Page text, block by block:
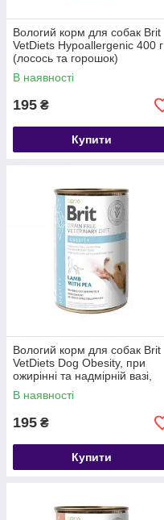
Вологий корм для собак Brit
VetDiets Hypoallergenic 400 г
(лосось та горошок)
В наявності
195 ₴
Купити
Вологий корм для собак Brit
VetDiets Dog Obesity, при
ожирінні та надмірній вазі,
400 г (ягня і горошок)
В наявності
195 ₴
Купити